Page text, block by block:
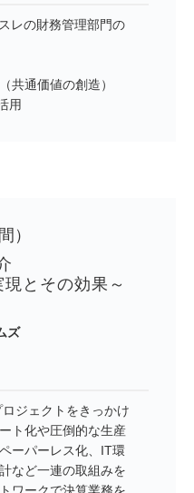
レの財務管理部門の
共通価値の創造）
用
）
とその効果～
ズ
ジェクトをきっかけ
ト化や圧倒的な生産
ーパーレス化、IT環
など一連の取組みを